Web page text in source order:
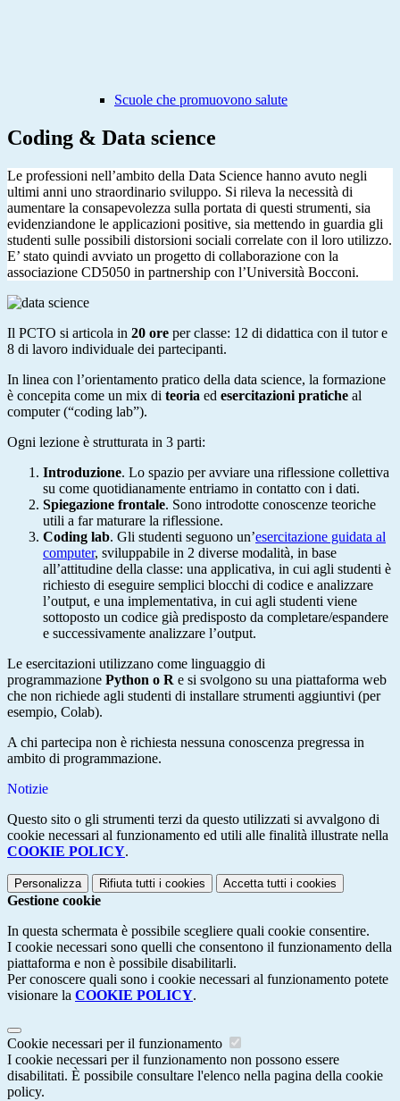
Scuole che promuovono salute
Coding & Data science
Le professioni nell’ambito della Data Science hanno avuto negli
ultimi anni uno straordinario sviluppo. Si rileva la necessità di
aumentare la consapevolezza sulla portata di questi strumenti, sia
evidenziandone le applicazioni positive, sia mettendo in guardia gli
studenti sulle possibili distorsioni sociali correlate con il loro utilizzo.
E’ stato quindi avviato un progetto di collaborazione con la
associazione CD5050 in partnership con l’Università Bocconi.
Il PCTO si articola in 20 ore per classe: 12 di didattica con il tutor e
8 di lavoro individuale dei partecipanti.
In linea con l’orientamento pratico della data science, la formazione
è concepita come un mix di teoria ed esercitazioni pratiche al
computer (“coding lab”).
Ogni lezione è strutturata in 3 parti:
Introduzione. Lo spazio per avviare una riflessione collettiva
su come quotidianamente entriamo in contatto con i dati.
Spiegazione frontale. Sono introdotte conoscenze teoriche
utili a far maturare la riflessione.
Coding lab. Gli studenti seguono un’esercitazione guidata al
computer, sviluppabile in 2 diverse modalità, in base
all’attitudine della classe: una applicativa, in cui agli studenti è
richiesto di eseguire semplici blocchi di codice e analizzare
l’output, e una implementativa, in cui agli studenti viene
sottoposto un codice già predisposto da completare/espandere
e successivamente analizzare l’output.
Le esercitazioni utilizzano come linguaggio di
programmazione Python o R e si svolgono su una piattaforma web
che non richiede agli studenti di installare strumenti aggiuntivi (per
esempio, Colab).
A chi partecipa non è richiesta nessuna conoscenza pregressa in
ambito di programmazione.
Notizie
Questo sito o gli strumenti terzi da questo utilizzati si avvalgono di
cookie necessari al funzionamento ed utili alle finalità illustrate nella
COOKIE POLICY.
Personalizza Rifiuta tutti i cookies Accetta tutti i cookies
Gestione cookie
In questa schermata è possibile scegliere quali cookie consentire.
I cookie necessari sono quelli che consentono il funzionamento della
piattaforma e non è possibile disabilitarli.
Per conoscere quali sono i cookie necessari al funzionamento potete
visionare la COOKIE POLICY.
Cookie necessari per il funzionamento
I cookie necessari per il funzionamento non possono essere
disabilitati. È possibile consultare l'elenco nella pagina della cookie
policy.